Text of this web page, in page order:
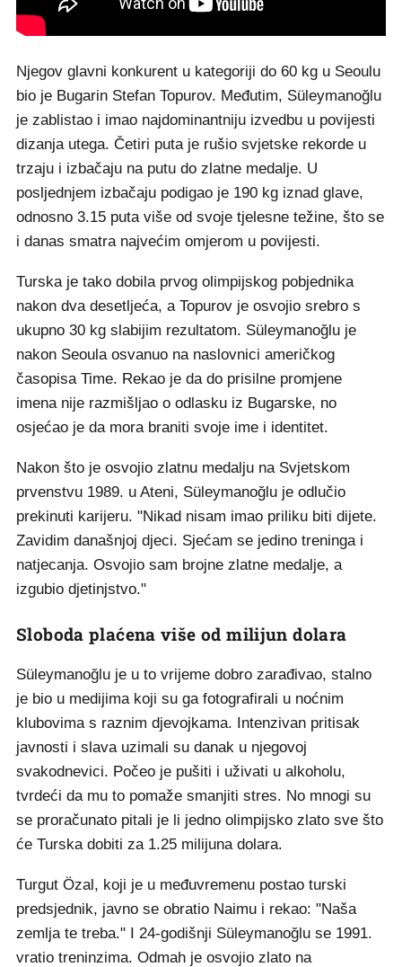
Njegov glavni konkurent u kategoriji do 60 kg u Seoulu
bio je Bugarin Stefan Topurov. Međutim, Süleymanoğlu
je zablistao i imao najdominantniju izvedbu u povijesti
dizanja utega. Četiri puta je rušio svjetske rekorde u
trzaju i izbačaju na putu do zlatne medalje. U
posljednjem izbačaju podigao je 190 kg iznad glave,
odnosno 3.15 puta više od svoje tjelesne težine, što se
i danas smatra najvećim omjerom u povijesti.
Turska je tako dobila prvog olimpijskog pobjednika
nakon dva desetljeća, a Topurov je osvojio srebro s
ukupno 30 kg slabijim rezultatom. Süleymanoğlu je
nakon Seoula osvanuo na naslovnici američkog
časopisa Time. Rekao je da do prisilne promjene
imena nije razmišljao o odlasku iz Bugarske, no
osjećao je da mora braniti svoje ime i identitet.
Nakon što je osvojio zlatnu medalju na Svjetskom
prvenstvu 1989. u Ateni, Süleymanoğlu je odlučio
prekinuti karijeru. "Nikad nisam imao priliku biti dijete.
Zavidim današnjoj djeci. Sjećam se jedino treninga i
natjecanja. Osvojio sam brojne zlatne medalje, a
izgubio djetinjstvo."
Sloboda plaćena više od milijun dolara
Süleymanoğlu je u to vrijeme dobro zarađivao, stalno
je bio u medijima koji su ga fotografirali u noćnim
klubovima s raznim djevojkama. Intenzivan pritisak
javnosti i slava uzimali su danak u njegovoj
svakodnevici. Počeo je pušiti i uživati u alkoholu,
tvrdeći da mu to pomaže smanjiti stres. No mnogi su
se proračunato pitali je li jedno olimpijsko zlato sve što
će Turska dobiti za 1.25 milijuna dolara.
Turgut Özal, koji je u međuvremenu postao turski
predsjednik, javno se obratio Naimu i rekao: "Naša
zemlja te treba." I 24-godišnji Süleymanoğlu se 1991.
vratio treninzima. Odmah je osvojio zlato na